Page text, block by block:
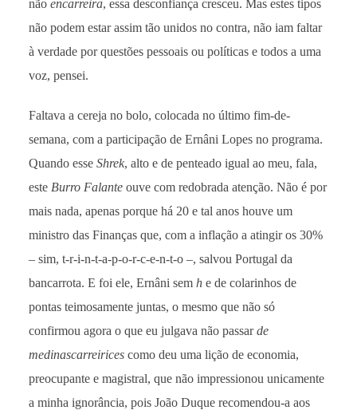
não encarreira, essa desconfiança cresceu. Mas estes tipos
não podem estar assim tão unidos no contra, não iam faltar
à verdade por questões pessoais ou políticas e todos a uma
voz, pensei.
Faltava a cereja no bolo, colocada no último fim-de-
semana, com a participação de Ernâni Lopes no programa.
Quando esse Shrek, alto e de penteado igual ao meu, fala,
este Burro Falanteouve com redobrada atenção. Não é por
mais nada, apenas porque há 20 e tal anos houve um
ministro das Finanças que, com a inflação a atingir os 30%
– sim, t-r-i-n-t-a-p-o-r-c-e-n-t-o –, salvou Portugal da
bancarrota. E foi ele, Ernâni sem he de colarinhos de
pontas teimosamente juntas, o mesmo que não só
confirmou agora o que eu julgava não passarde
medinascarreiricescomo deu uma lição de economia,
preocupante e magistral, que não impressionou unicamente
a minha ignorância, pois João Duque recomendou-a aos